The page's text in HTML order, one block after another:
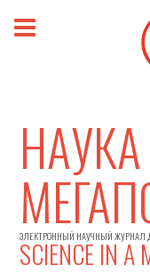
ЭЛЕКТРОННЫЙ НАУЧНЫЙ ЖУРНАЛ
SCIENCE IN A